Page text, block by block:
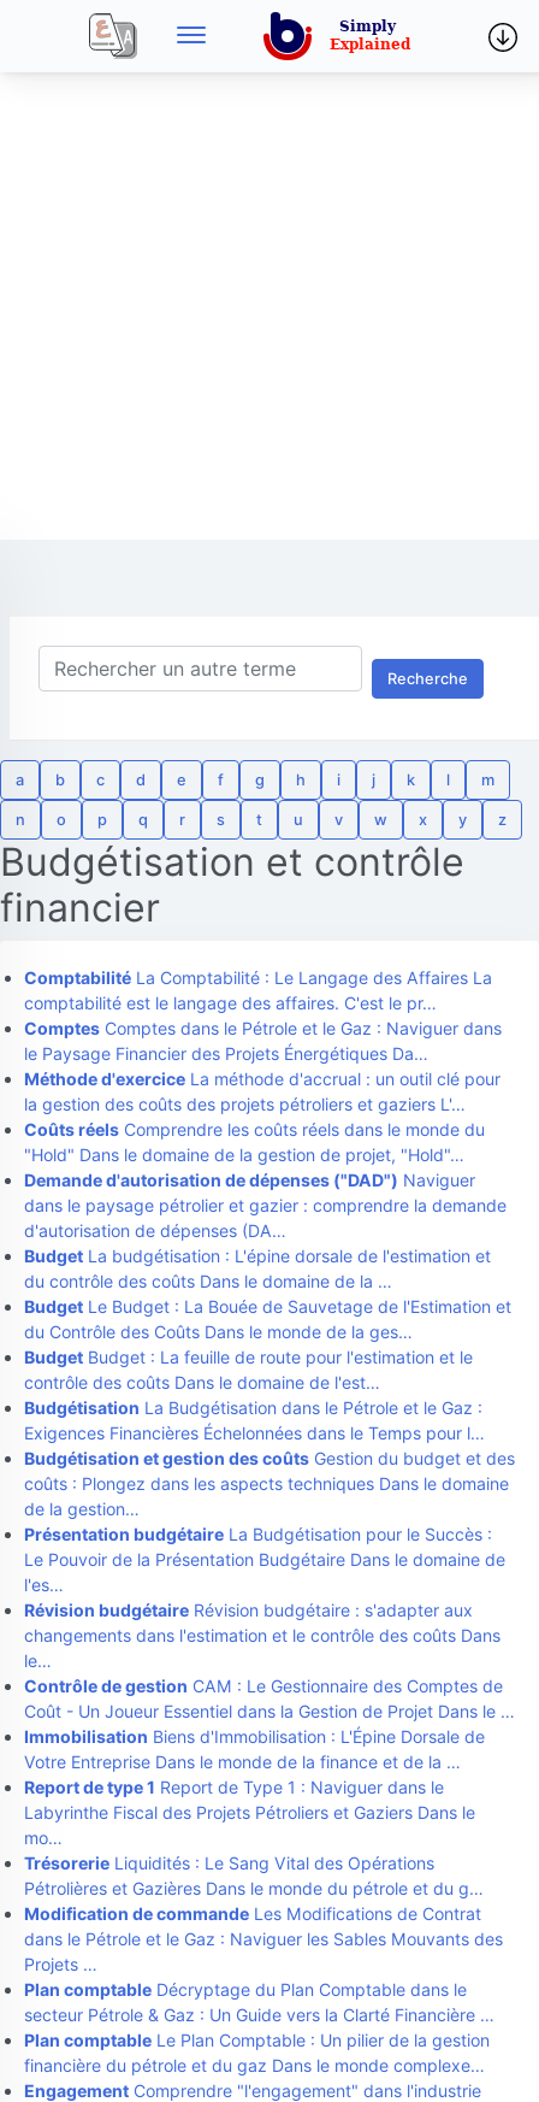
Recherche
a b c d e f g h i j k l m
n o p q r s t u v w x y z
Budgétisation et contrôle
financier
Comptabilité La Comptabilité : Le Langage des Affaires La
comptabilité est le langage des affaires. C'est le pr…
Comptes Comptes dans le Pétrole et le Gaz : Naviguer dans
le Paysage Financier des Projets Énergétiques Da…
Méthode d'exercice La méthode d'accrual : un outil clé pour
la gestion des coûts des projets pétroliers et gaziers L'…
Coûts réels Comprendre les coûts réels dans le monde du
"Hold" Dans le domaine de la gestion de projet, "Hold"…
Demande d'autorisation de dépenses ("DAD") Naviguer
dans le paysage pétrolier et gazier : comprendre la demande
d'autorisation de dépenses (DA…
Budget La budgétisation : L'épine dorsale de l'estimation et
du contrôle des coûts Dans le domaine de la …
Budget Le Budget : La Bouée de Sauvetage de l'Estimation et
du Contrôle des Coûts Dans le monde de la ges…
Budget Budget : La feuille de route pour l'estimation et le
contrôle des coûts Dans le domaine de l'est…
Budgétisation La Budgétisation dans le Pétrole et le Gaz :
Exigences Financières Échelonnées dans le Temps pour l…
Budgétisation et gestion des coûts Gestion du budget et des
coûts : Plongez dans les aspects techniques Dans le domaine
de la gestion…
Présentation budgétaire La Budgétisation pour le Succès :
Le Pouvoir de la Présentation Budgétaire Dans le domaine de
l'es…
Révision budgétaire Révision budgétaire : s'adapter aux
changements dans l'estimation et le contrôle des coûts Dans
le…
Contrôle de gestion CAM : Le Gestionnaire des Comptes de
Coût - Un Joueur Essentiel dans la Gestion de Projet Dans le …
Immobilisation Biens d'Immobilisation : L'Épine Dorsale de
Votre Entreprise Dans le monde de la finance et de la …
Report de type 1 Report de Type 1 : Naviguer dans le
Labyrinthe Fiscal des Projets Pétroliers et Gaziers Dans le
mo…
Trésorerie Liquidités : Le Sang Vital des Opérations
Pétrolières et Gazières Dans le monde du pétrole et du g…
Modification de commande Les Modifications de Contrat
dans le Pétrole et le Gaz : Naviguer les Sables Mouvants des
Projets …
Plan comptable Décryptage du Plan Comptable dans le
secteur Pétrole & Gaz : Un Guide vers la Clarté Financière …
Plan comptable Le Plan Comptable : Un pilier de la gestion
financière du pétrole et du gaz Dans le monde complexe…
Engagement Comprendre "l'engagement" dans l'industrie